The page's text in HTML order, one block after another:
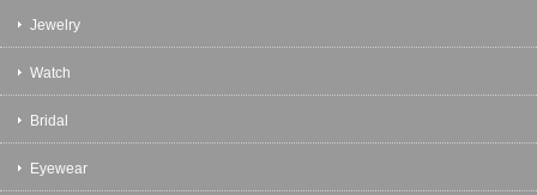
Jewelry
Watch
Bridal
Eyewear